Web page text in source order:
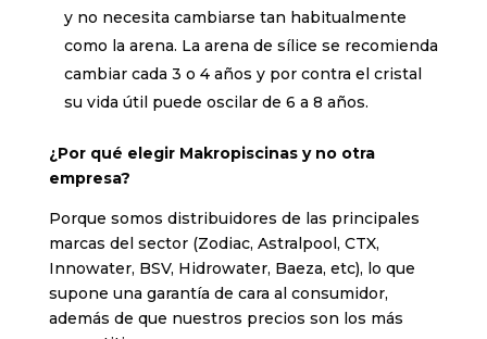
y no necesita cambiarse tan habitualmente
como la arena. La arena de sílice se recomienda
cambiar cada 3 o 4 años y por contra el cristal
su vida útil puede oscilar de 6 a 8 años.
¿Por qué elegir Makropiscinas y no otra
empresa?
Porque somos distribuidores de las principales
marcas del sector (Zodiac, Astralpool, CTX,
Innowater, BSV, Hidrowater, Baeza, etc), lo que
supone una garantía de cara al consumidor,
además de que nuestros precios son los más